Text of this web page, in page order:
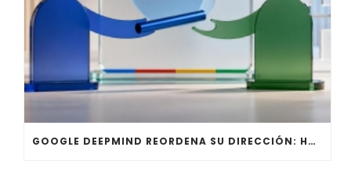
GOOGLE DEEPMIND REORDENA SU DIRECCIÓN: HASSABIS DEJA LA OPERACIÓN DIARIA